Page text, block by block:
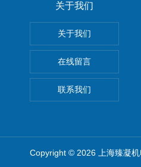
关于我们
关于我们
在线留言
联系我们
Copyright © 2026 上海臻凝